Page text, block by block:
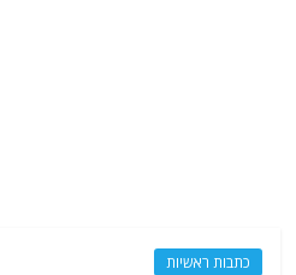
כתבות ראשיות